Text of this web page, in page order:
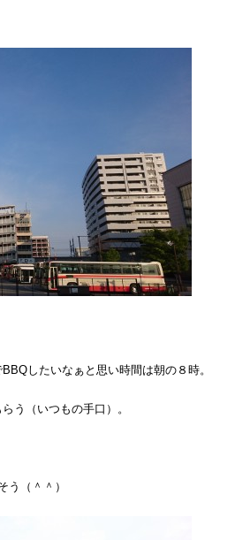
したいなぁと思い時間は朝の８時。
う（いつもの手口）。
（＾＾）